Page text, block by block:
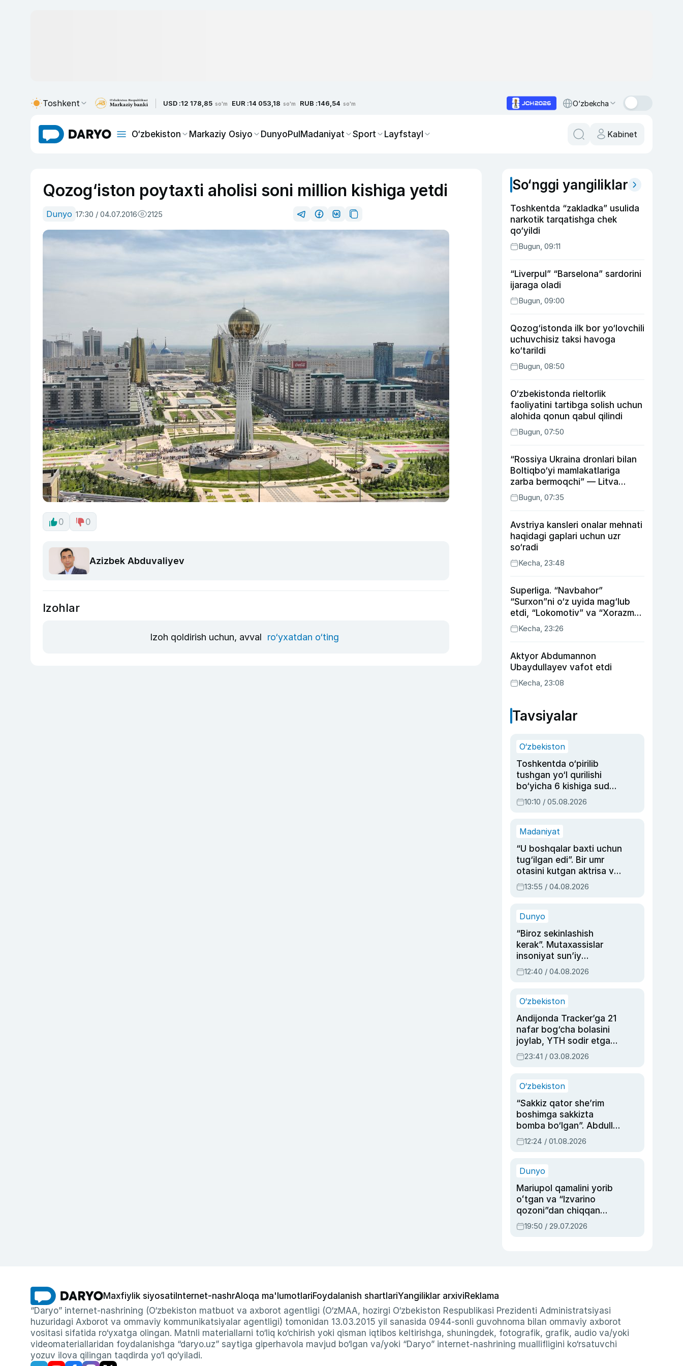
Toshkent USD :12 178,85 so'm EUR :14 053,18 so'm RUB :146,54 so'm O‘zbekcha
O‘zbekiston Markaziy Osiyo DunyoPulMadaniyat Sport Layfstayl Kabinet
Qozog‘iston poytaxti aholisi soni million kishiga yetdi
Dunyo 17:30 / 04.07.2016 2125
0 0
Azizbek Abduvaliyev
Izohlar
Izoh qoldirish uchun, avval ro‘yxatdan o‘ting
So‘nggi yangiliklar
Toshkentda “zakladka” usulida
narkotik tarqatishga chek
qo‘yildi
Bugun, 09:11
“Liverpul” “Barselona” sardorini
ijaraga oladi
Bugun, 09:00
Qozog‘istonda ilk bor yo‘lovchili
uchuvchisiz taksi havoga
ko‘tarildi
Bugun, 08:50
O‘zbekistonda rieltorlik
faoliyatini tartibga solish uchun
alohida qonun qabul qilindi
Bugun, 07:50
“Rossiya Ukraina dronlari bilan
Boltiqbo‘yi mamlakatlariga
zarba bermoqchi” — Litva
mudofaa vaziri
Bugun, 07:35
Avstriya kansleri onalar mehnati
haqidagi gaplari uchun uzr
so‘radi
Kecha, 23:48
Superliga. “Navbahor”
“Surxon”ni o‘z uyida mag‘lub
etdi, “Lokomotiv” va “Xorazm”
uyda g‘alaba qozondi
Kecha, 23:26
Aktyor Abdu­mannon
Ubaydullayev vafot etdi
Kecha, 23:08
Tavsiyalar
O‘zbekiston
Toshkentda o‘pirilib
tushgan yo‘l qurilishi
bo‘yicha 6 kishiga sud
hukmi o‘qildi
10:10 / 05.08.2026
Madaniyat
“U boshqalar baxti uchun
tug‘ilgan edi”. Bir umr
otasini kutgan aktrisa va
dublyaj ustasi Rimma
Ahmedovaning
13:55 / 04.08.2026
Dunyo
“Biroz sekinlashish
kerak”. Mutaxassislar
insoniyat sun’iy
intellektni boshqara
olmay qolishidan xavotir
12:40 / 04.08.2026
O‘zbekiston
Andijonda Tracker’ga 21
nafar bog‘cha bolasini
joylab, YTH sodir etgan
ayolga sud hukmi o‘qildi
23:41 / 03.08.2026
O‘zbekiston
“Sakkiz qator she’rim
boshimga sakkizta
bomba bo‘lgan”. Abdulla
Oripovni siyosiy
ayblovlardan asrab
12:24 / 01.08.2026
Dunyo
Mariupol qamalini yorib
oʻtgan va “Izvarino
qozoni”dan chiqqan
qahramon — Ukraina
armiyasi bosh
19:50 / 29.07.2026
Maxfiylik siyosati Internet-nashrAloqa ma'lumotlariFoydalanish shartlariYangiliklar arxiviReklama
“Daryo” internet-nashrining (O‘zbekiston matbuot va axborot agentligi (O‘zMAA, hozirgi O‘zbekiston Respublikasi Prezidenti Administratsiyasi
huzuridagi Axborot va ommaviy kommunikatsiyalar agentligi) tomonidan 13.03.2015 yil sanasida 0944-sonli guvohnoma bilan ommaviy axborot
vositasi sifatida ro‘yxatga olingan. Matnli materiallarni to‘liq ko‘chirish yoki qisman iqtibos keltirishga, shuningdek, fotografik, grafik, audio va/yoki
videomateriallaridan foydalanishga “daryo.uz” saytiga giperhavola mavjud bo‘lgan va/yoki “Daryo” internet-nashrining muallifligini ko‘rsatuvchi
yozuv ilova qilingan taqdirda yo‘l qo‘yiladi.